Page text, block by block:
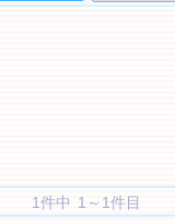
1件中 1～1件目